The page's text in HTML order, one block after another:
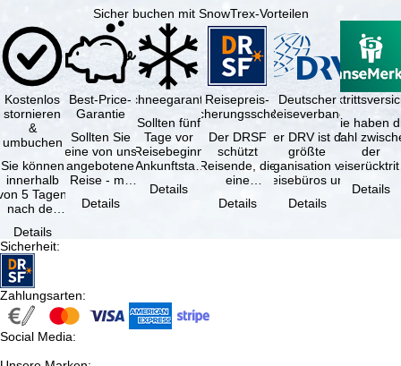
Sicher buchen mit SnowTrex-Vorteilen
Kostenlos
stornieren
&
umbuchen
Sie können
innerhalb
5 Tagen
nach der
kostenfrei
…
Details
Best-Price-
Garantie
Sollten Sie
eine von uns
angebotene
Reise - mit
Leistung und
Details
Schneegarantie
Sollten fünf
Tage vor
Reisebeginn
(Ankunftstag)
Schneemangel
Details
Reisepreis-
Sicherungsschein
Der DRSF
schützt
Reisende, die
eine
oder
Details
Deutscher
Reiseverband
Der DRV ist die
größte
Organisation von
Reisebüros und
Reiseveranstaltern
in …
Details
Sie haben
Wahl
der
(inklusive
Details
Sicherheit:
Zahlungsarten:
Social Media: